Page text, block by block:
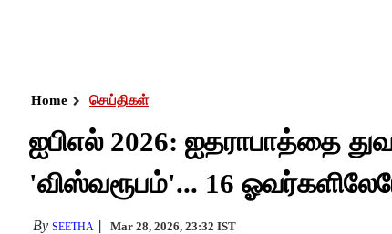
Home செய்திகள்
ஐபிஎல் 2026: ஐதராபாத்தை
'விஸ்வரூபம்'... 16
By SEETHA Mar 28, 2026, 23:32 IST